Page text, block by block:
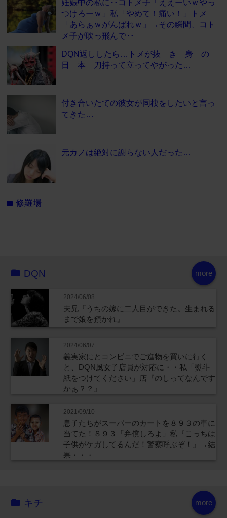
つけろーｗ」私「やめて！痛い！」トメ
「あらぁｗがんばれｗ」→その瞬間、コト
メ子が吹っ飛んで‥
DQN返ししたら…トメが抜 き 身 の
日 本 刀持って立ってやがった…
付き合いたての彼女が同棲をしたいと言っ
てきた…
元カノは絶対に謝らない人だった…
folder修羅場
more
DQN
2024/06/08
夫兄『うちの嫁に二人目ができた。生まれる
まで娘を預かれ』
2024/06/07
義実家にとコンビニでご進物を買いに行く
と、DQN風女子店員が対応に・・私「熨斗
紙をつけてください」店『のしってなんです
かぁ？？』
2021/09/10
息子たちがスーパーのカートを８９３の車に
当てた！８９３「弁償しろよ」私『こっちは
子供がケガしてるんだ！警察呼ぶぞ！』→結
果・・・
more
キチ